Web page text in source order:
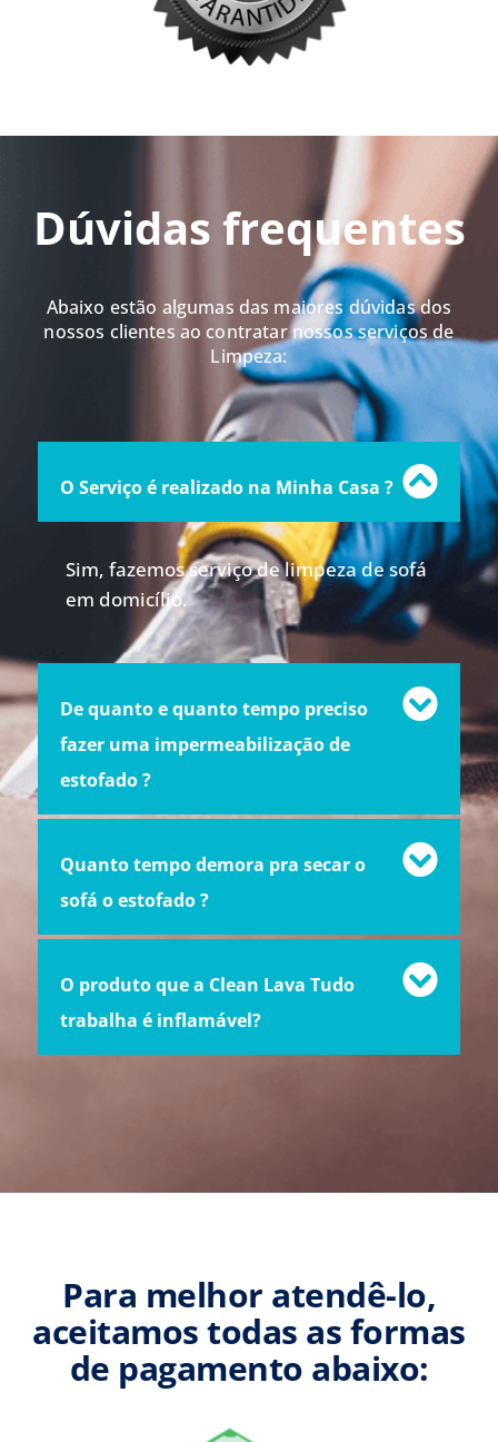
Dúvidas frequentes
Abaixo estão algumas das maiores dúvidas dos
nossos clientes ao contratar nossos serviços de
Limpeza:
O Serviço é realizado na Minha Casa ?
Sim, fazemos serviço de limpeza de sofá
em domicílio.
De quanto e quanto tempo preciso
fazer uma impermeabilização de
estofado ?
Quanto tempo demora pra secar o
sofá o estofado ?
O produto que a Clean Lava Tudo
trabalha é inflamável?
Para melhor atendê-lo,
aceitamos todas as formas
de pagamento abaixo: